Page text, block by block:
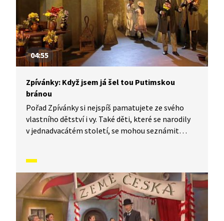
04:55
Zpívánky: Když jsem já šel tou Putimskou
bránou
Pořad Zpívánky si nejspíš pamatujete ze svého
vlastního dětství i vy. Také děti, které se narodily
v jednadvacátém století, se mohou seznámit
příbězích představíme písničky i dobový kontext,
ve kterém vznikly. V tomto díle Zpívánek se
naučíme píseň Když jsem já šel tou Putimskou
bránou.